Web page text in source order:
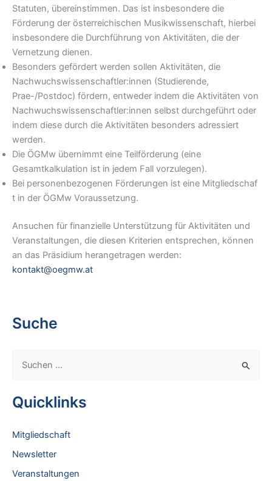
Statuten, übereinstimmen. Das ist insbesondere die
Förderung der österreichischen Musikwissenschaft, hierbei
insbesondere die Durchführung von Aktivitäten, die der
Vernetzung dienen.
Besonders gefördert werden sollen Aktivitäten, die
Nachwuchswissenschaftler:innen (Studierende,
Prae-/Postdoc) fördern, entweder indem die Aktivitäten von
Nachwuchswissenschaftler:innen selbst durchgeführt oder
indem diese durch die Aktivitäten besonders adressiert
werden.
Die ÖGMw übernimmt eine Teilförderung (eine
Gesamtkalkulation ist in jedem Fall vorzulegen).
Bei personenbezogenen Förderungen ist eine Mitgliedschaf
t in der ÖGMw Voraussetzung.
Ansuchen für finanzielle Unterstützung für Aktivitäten und
Veranstaltungen, die diesen Kriterien entsprechen, können
an das Präsidium herangetragen werden:
kontakt@oegmw.at
Suche
h
Quicklinks
Mitgliedschaft
Newsletter
Veranstaltungen